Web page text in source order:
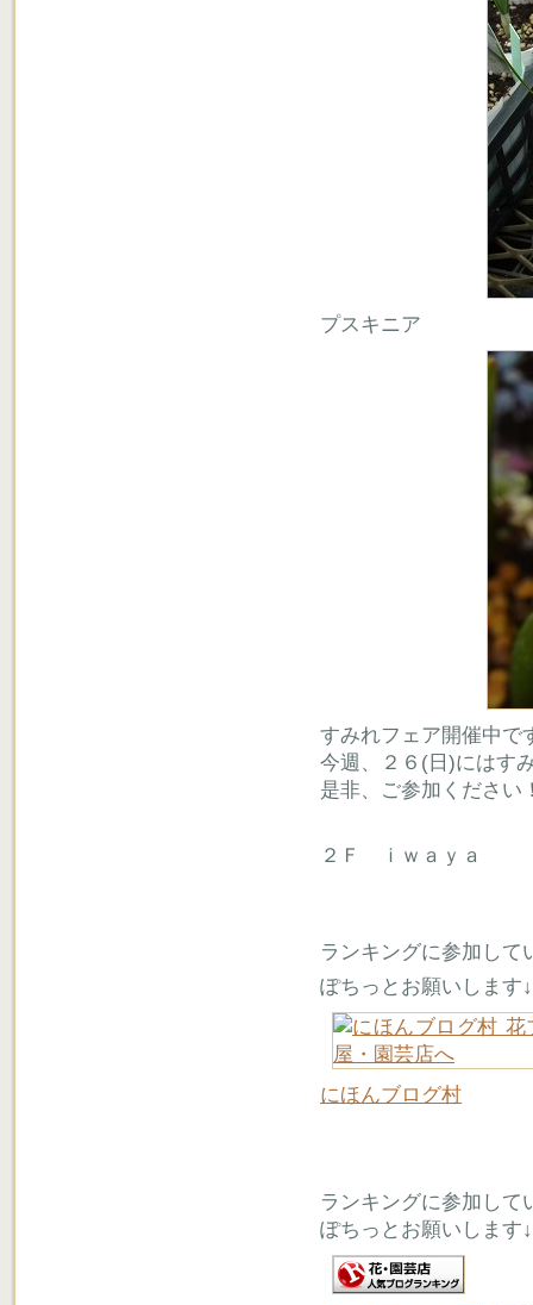
プスキニア
すみれフェア開催中で
今週、２６(日)にはす
是非、ご参加ください
２Ｆ ｉｗａｙａ
ランキングに参加して
ぽちっとお願いします↓
にほんブログ村
ランキングに参加して
ぽちっとお願いします↓